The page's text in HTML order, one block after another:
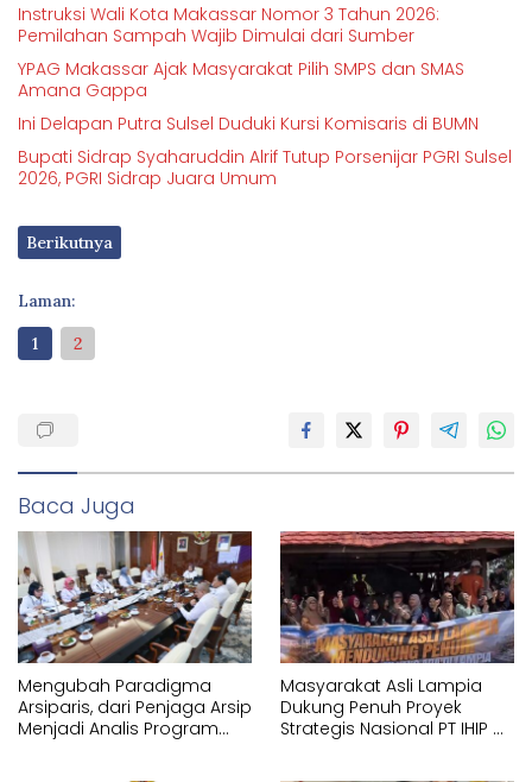
Instruksi Wali Kota Makassar Nomor 3 Tahun 2026:
Pemilahan Sampah Wajib Dimulai dari Sumber
YPAG Makassar Ajak Masyarakat Pilih SMPS dan SMAS
Amana Gappa
Ini Delapan Putra Sulsel Duduki Kursi Komisaris di BUMN
Bupati Sidrap Syaharuddin Alrif Tutup Porsenijar PGRI Sulsel
2026, PGRI Sidrap Juara Umum
Berikutnya
Laman:
1
2
Baca Juga
Mengubah Paradigma
Arsiparis, dari Penjaga Arsip
Menjadi Analis Program
Masyarakat Asli Lampia
Dukung Penuh Proyek
Strategis Nasional PT IHIP di